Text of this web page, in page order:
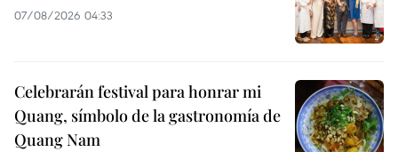
07/08/2026 04:33
Celebrarán festival para honrar mi
Quang, símbolo de la gastronomía de
Quang Nam